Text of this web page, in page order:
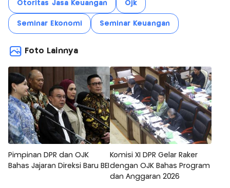
Otoritas Jasa Keuangan Ojk
Seminar Ekonomi Seminar Keuangan
Foto Lainnya
Pimpinan DPR dan OJK
Bahas Jajaran Direksi Baru BEI
Komisi XI DPR Gelar Raker
dengan OJK Bahas Program
dan Anggaran 2026